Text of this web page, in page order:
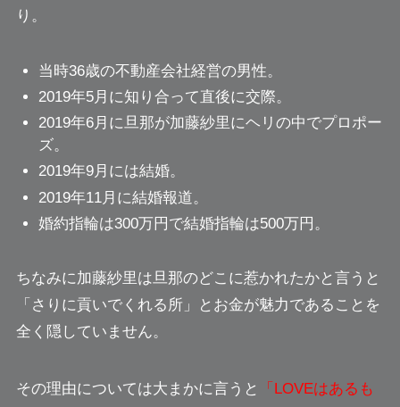
り。
当時36歳の不動産会社経営の男性。
2019年5月に知り合って直後に交際。
2019年6月に旦那が加藤紗里にヘリの中でプロポー
ズ。
2019年9月には結婚。
2019年11月に結婚報道。
婚約指輪は300万円で結婚指輪は500万円。
ちなみに加藤紗里は旦那のどこに惹かれたかと言うと
「さりに貢いでくれる所」
とお金が魅力であることを
全く隠していません。
その理由については大まかに言うと
「LOVEはあるも